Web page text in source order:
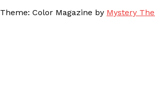
Theme: Color Magazine by Mystery